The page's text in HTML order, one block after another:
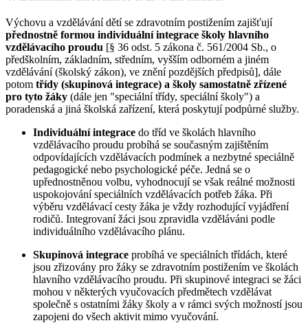
Výchovu a vzdělávání dětí se zdravotním postižením zajišťují
přednostně formou individuální integrace školy hlavního
vzdělávacího proudu [§ 36 odst. 5 zákona č. 561/2004 Sb., o
předškolním, základním, středním, vyšším odborném a jiném
vzdělávání (školský zákon), ve znění pozdějších předpisů], dále
potom třídy (skupinová integrace) a školy samostatně zřízené
pro tyto žáky (dále jen "speciální třídy, speciální školy") a
poradenská a jiná školská zařízení, která poskytují podpůrné služby.
Individuální integrace do tříd ve školách hlavního
vzdělávacího proudu probíhá se současným zajištěním
odpovídajících vzdělávacích podmínek a nezbytné speciálně
pedagogické nebo psychologické péče. Jedná se o
upřednostněnou volbu, vyhodnocují se však reálné možnosti
uspokojování speciálních vzdělávacích potřeb žáka. Při
výběru vzdělávací cesty žáka je vždy rozhodující vyjádření
rodičů. Integrovaní žáci jsou zpravidla vzděláváni podle
individuálního vzdělávacího plánu.
Skupinová integrace probíhá ve speciálních třídách, které
jsou zřizovány pro žáky se zdravotním postižením ve školách
hlavního vzdělávacího proudu. Při skupinové integraci se žáci
mohou v některých vyučovacích předmětech vzdělávat
společně s ostatními žáky školy a v rámci svých možností jsou
zapojeni do všech aktivit mimo vyučování.